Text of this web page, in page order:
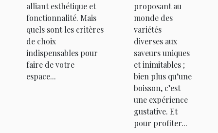
alliant esthétique et
fonctionnalité. Mais
quels sont les critères
de choix
indispensables pour
faire de votre
espace...
proposant au
monde des
variétés
diverses aux
saveurs uniques
et inimitables ;
bien plus qu’une
boisson, c’est
une expérience
gustative. Et
pour profiter...